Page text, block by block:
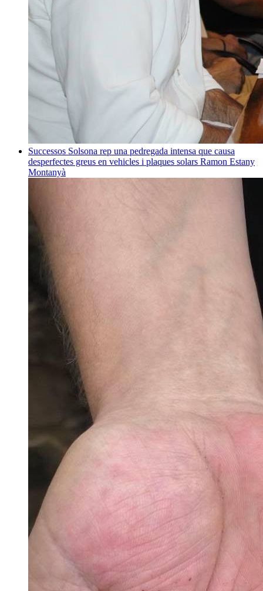
Successos Solsona rep una pedregada intensa que causa
desperfectes greus en vehicles i plaques solars Ramon Estany
Montanyà